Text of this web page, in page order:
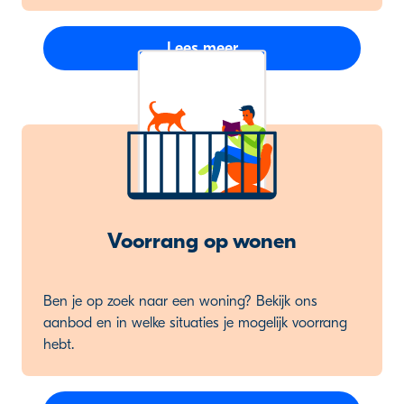
Lees meer
Voorrang op wonen
Ben je op zoek naar een woning? Bekijk ons
aanbod en in welke situaties je mogelijk voorrang
hebt.